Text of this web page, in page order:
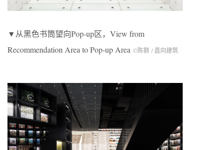
▼从黑色书筒望向Pop-up区，View from
Recommendation Area to Pop-up Area ©陈颢 / 直向建筑